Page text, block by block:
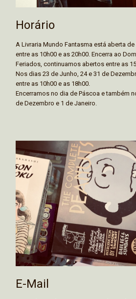
Horário
A Livraria Mundo Fantasma está aberta
entre as 10h00 e as 20h00. Encerra ao
Feriados, continuamos abertos entre as
Nos dias 23 de Junho, 24 e 31 de
entre as 10h00 e as 18h00.
Encerramos no dia de Páscoa e também
de Dezembro e 1 de Janeiro.
E-Mail